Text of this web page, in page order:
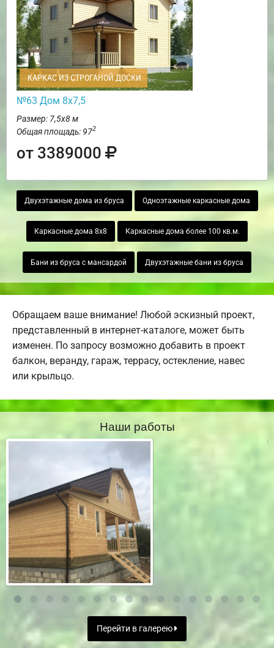
КАРКАС ИЗ СТРОГАНОЙ ДОСКИ
№63 Дом 8х7,5
Размер: 7,5х8 м
Общая площадь: 972
от 3389000
Двухэтажные дома из бруса Одноэтажные каркасные дома
Каркасные дома 8х8 Каркасные дома более 100 кв.м.
Бани из бруса с мансардой Двухэтажные бани из бруса
Обращаем ваше внимание! Любой эскизный проект,
представленный в интернет-каталоге, может быть
изменен. По запросу возможно добавить в проект
балкон, веранду, гараж, террасу, остекление, навес
или крыльцо.
Наши работы
Перейти в галерею